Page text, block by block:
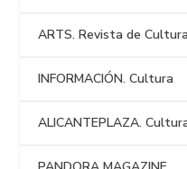
ARTS. Revista de Cultura
INFORMACIÓN. Cultura
ALICANTEPLAZA.